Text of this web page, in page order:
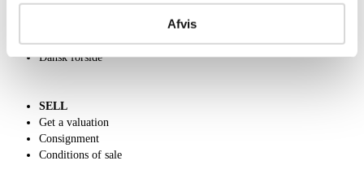
Afvis
Contact and Opening Hours
Charity
Dansk forside
SELL
Get a valuation
Consignment
Conditions of sale